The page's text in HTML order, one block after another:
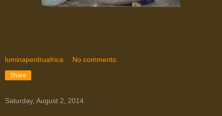
luminapentruafrica No comments:
Share
Saturday, August 2, 2014